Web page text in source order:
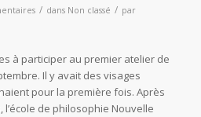
/ dans Non classé / par
à participer au premier atelier de
Il y avait des visages
pour la première fois. Après
de philosophie Nouvelle